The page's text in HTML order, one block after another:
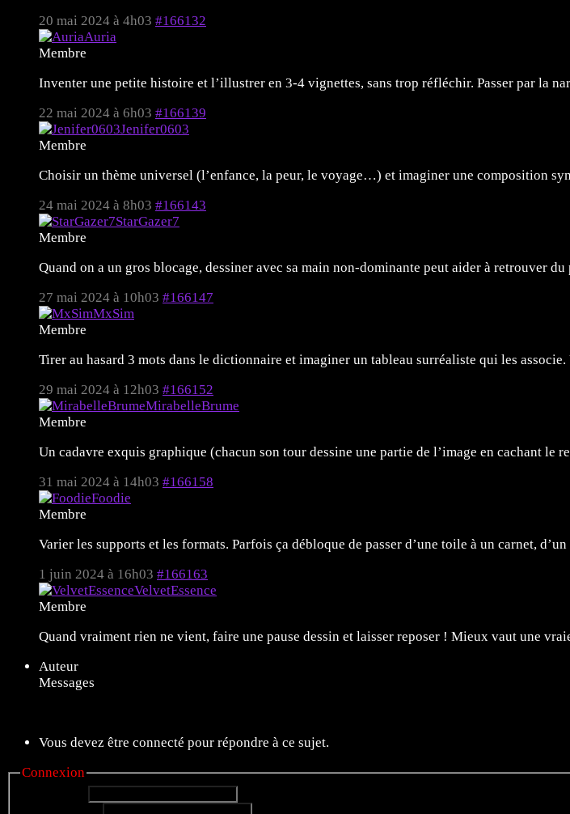
20 mai 2024 à 4h03 #166132
Auria
Membre
Inventer une petite histoire et l’illustrer en 3-4 vignettes, sans trop réfléchir. Passer par la
22 mai 2024 à 6h03 #166139
Jenifer0603
Membre
Choisir un thème universel (l’enfance, la peur, le voyage…) et imaginer une composition
24 mai 2024 à 8h03 #166143
StarGazer7
Membre
Quand on a un gros blocage, dessiner avec sa main non-dominante peut aider à retrouver
27 mai 2024 à 10h03 #166147
MxSim
Membre
Tirer au hasard 3 mots dans le dictionnaire et imaginer un tableau surréaliste qui les
29 mai 2024 à 12h03 #166152
MirabelleBrume
Membre
Un cadavre exquis graphique (chacun son tour dessine une partie de l’image en cachant le
31 mai 2024 à 14h03 #166158
Foodie
Membre
Varier les supports et les formats. Parfois ça débloque de passer d’une toile à un carnet,
1 juin 2024 à 16h03 #166163
VelvetEssence
Membre
Quand vraiment rien ne vient, faire une pause dessin et laisser reposer ! Mieux vaut une
Auteur
Messages
Vous devez être connecté pour répondre à ce sujet.
Connexion